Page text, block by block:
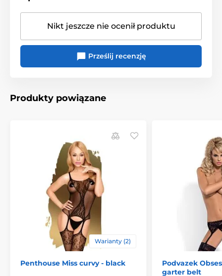
Produkt znajduje się w kategoriach
Szelki Rękawy
Nikt jeszcze nie ocenił produktu
Prześlij recenzję
Produkty powiązane
Warianty (2)
Penthouse Miss curvy - black
Podvazek
garter belt